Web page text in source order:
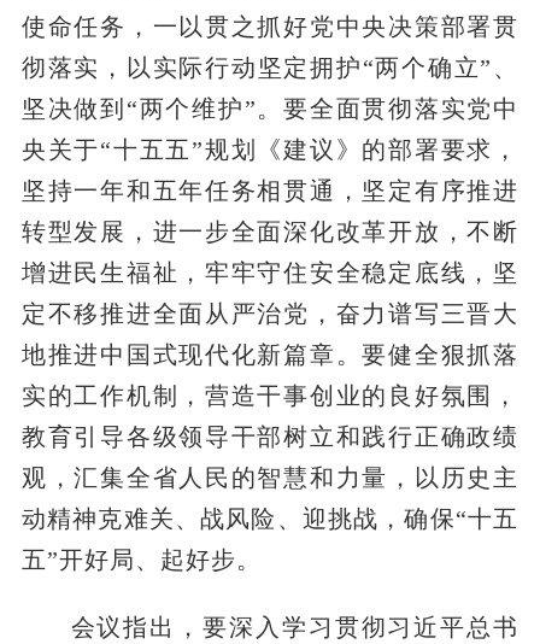
使命任务，一以贯之抓好党中央决策部署贯
彻落实，以实际行动坚定拥护“两个确立”、
坚决做到“两个维护”。要全面贯彻落实党中
央关于“十五五”规划《建议》的部署要求，
坚持一年和五年任务相贯通，坚定有序推进
转型发展，进一步全面深化改革开放，不断
增进民生福祉，牢牢守住安全稳定底线，坚
定不移推进全面从严治党，奋力谱写三晋大
地推进中国式现代化新篇章。要健全狠抓落
实的工作机制，营造干事创业的良好氛围，
教育引导各级领导干部树立和践行正确政绩
观，汇集全省人民的智慧和力量，以历史主
动精神克难关、战风险、迎挑战，确保“十五
五”开好局、起好步。
会议指出，要深入学习贯彻习近平总书